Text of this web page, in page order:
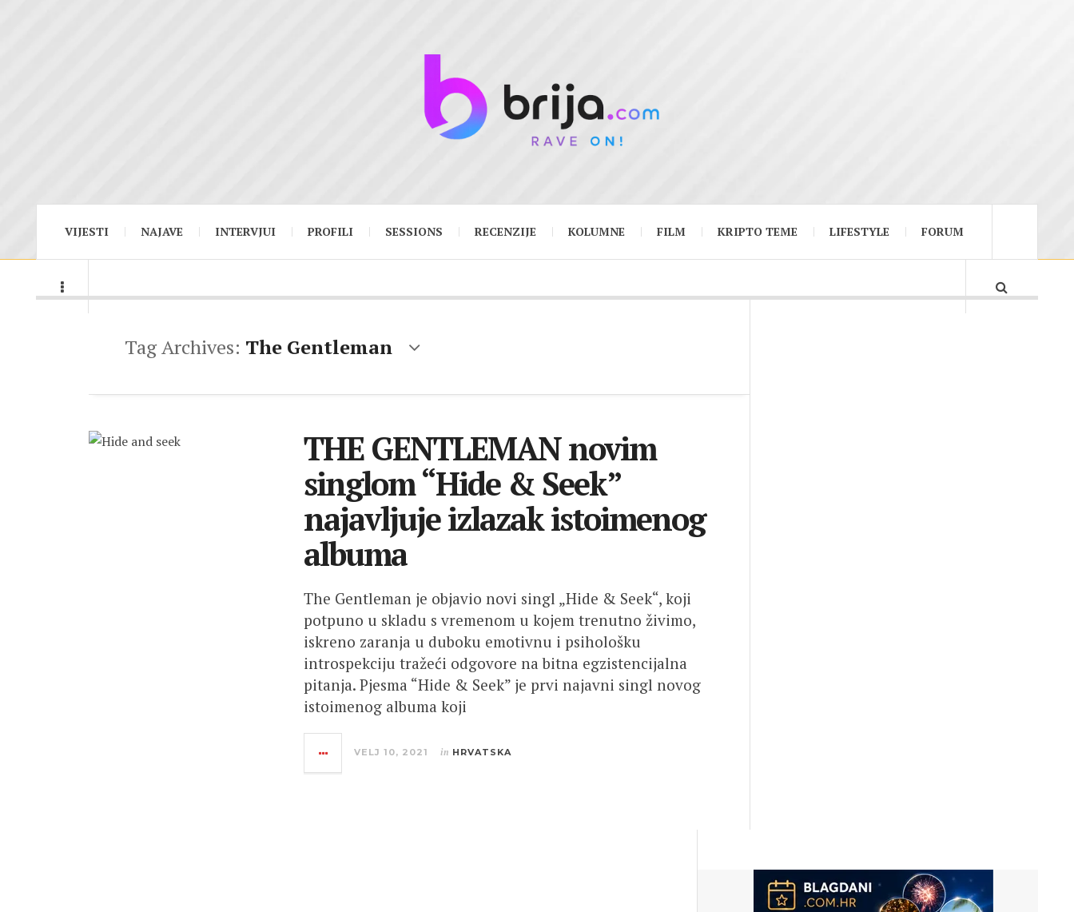
VIJESTI NAJAVE INTERVJUI PROFILI SESSIONS RECENZIJE KOLUMNE FILM KRIPTO TEME LIFESTYLE FORUM
Tag Archives: The Gentleman
THE GENTLEMAN novim
singlom “Hide & Seek”
najavljuje izlazak istoimenog
albuma
The Gentleman je objavio novi singl „Hide & Seek“, koji
potpuno u skladu s vremenom u kojem trenutno živimo,
iskreno zaranja u duboku emotivnu i psihološku
introspekciju tražeći odgovore na bitna egzistencijalna
pitanja. Pjesma “Hide & Seek” je prvi najavni singl novog
istoimenog albuma koji
VELJ 10, 2021 in HRVATSKA